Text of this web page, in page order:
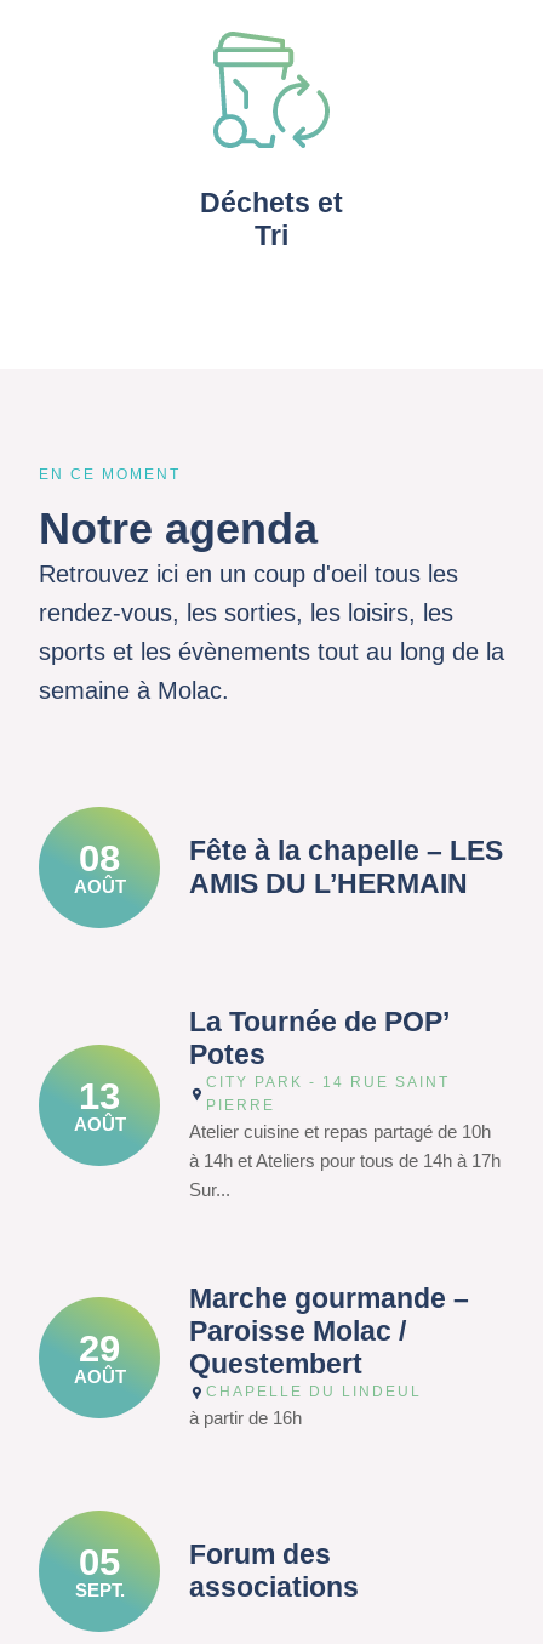
Déchets et
Tri
EN CE MOMENT
Notre agenda
Retrouvez ici en un coup d'oeil tous les
rendez-vous, les sorties, les loisirs, les
sports et les évènements tout au long de la
semaine à Molac.
08
AOÛT
Fête à la chapelle – LES
AMIS DU L’HERMAIN
13
AOÛT
La Tournée de POP’
Potes
CITY PARK - 14 RUE SAINT
PIERRE
Atelier cuisine et repas partagé de 10h
à 14h et Ateliers pour tous de 14h à 17h
Sur...
29
AOÛT
Marche gourmande –
Paroisse Molac /
Questembert
CHAPELLE DU LINDEUL
à partir de 16h
05
SEPT.
Forum des
associations